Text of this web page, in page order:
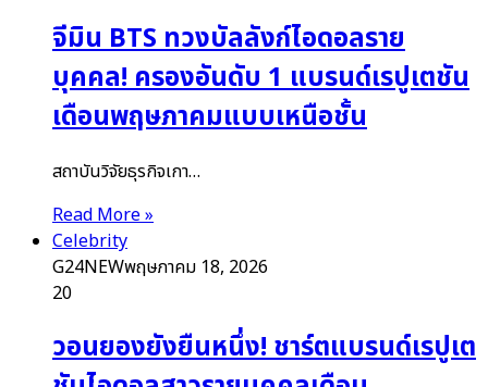
จีมิน BTS ทวงบัลลังก์ไอดอลราย
บุคคล! ครองอันดับ 1 แบรนด์เรปูเตชัน
เดือนพฤษภาคมแบบเหนือชั้น
สถาบันวิจัยธุรกิจเกา…
Read More »
Celebrity
G24NEWพฤษภาคม 18, 2026
20
วอนยองยังยืนหนึ่ง! ชาร์ตแบรนด์เรปูเต